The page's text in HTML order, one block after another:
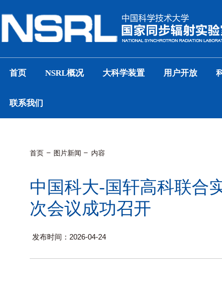
首页 NSRL概况 大科学装置 用户开放
联系我们
首页 图片新闻 内容
中国科大-国轩高科联合
次会议成功召开
发布时间：2026-04-24